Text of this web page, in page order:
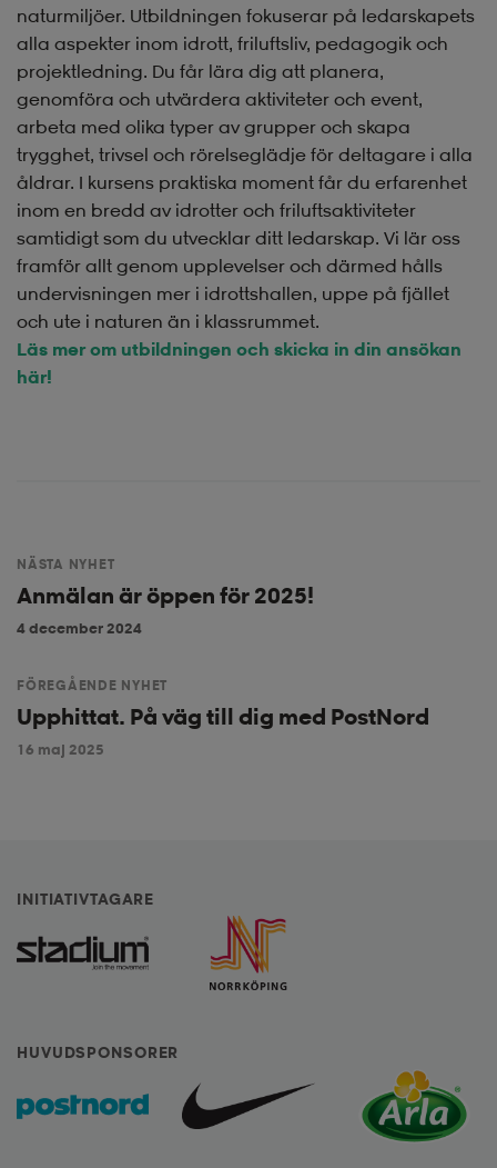
naturmiljöer. Utbildningen fokuserar på ledarskapets
alla aspekter inom idrott, friluftsliv, pedagogik och
projektledning. Du får lära dig att planera,
genomföra och utvärdera aktiviteter och event,
arbeta med olika typer av grupper och skapa
trygghet, trivsel och rörelseglädje för deltagare i alla
åldrar. I kursens praktiska moment får du erfarenhet
inom en bredd av idrotter och friluftsaktiviteter
samtidigt som du utvecklar ditt ledarskap. Vi lär oss
framför allt genom upplevelser och därmed hålls
undervisningen mer i idrottshallen, uppe på fjället
och ute i naturen än i klassrummet.
Läs mer om utbildningen och skicka in din ansökan
här!
NÄSTA NYHET
Anmälan är öppen för 2025!
4 december 2024
FÖREGÅENDE NYHET
Upphittat. På väg till dig med PostNord
16 maj 2025
INITIATIVTAGARE
HUVUDSPONSORER